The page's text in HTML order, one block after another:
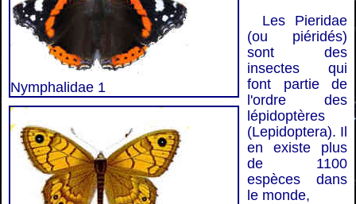
Nymphalidae 1
Les Pieridae
(ou piéridés)
sont des
insectes qui
font partie de
l'ordre des
lépidoptères
(Lepidoptera). Il
en existe plus
de 1100
espèces dans
le monde,